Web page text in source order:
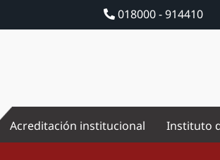
018000 - 914410
Acreditación institucional Instituto